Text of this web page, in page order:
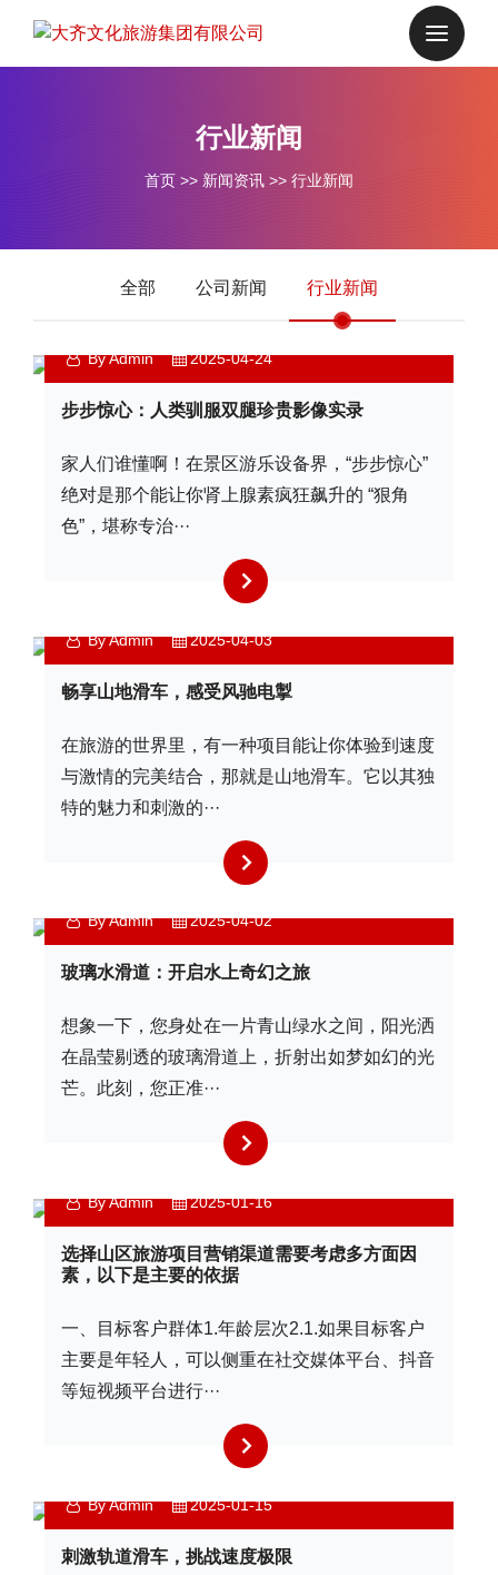
行业新闻
首页 >> 新闻资讯 >> 行业新闻
全部 公司新闻 行业新闻
By Admin 2025-04-24
步步惊心：人类驯服双腿珍贵影像实录
家人们谁懂啊！在景区游乐设备界，“步步惊心”
绝对是那个能让你肾上腺素疯狂飙升的 “狠角
色”，堪称专治···
By Admin 2025-04-03
畅享山地滑车，感受风驰电掣
在旅游的世界里，有一种项目能让你体验到速度
与激情的完美结合，那就是山地滑车。它以其独
特的魅力和刺激的···
By Admin 2025-04-02
玻璃水滑道：开启水上奇幻之旅
想象一下，您身处在一片青山绿水之间，阳光洒
在晶莹剔透的玻璃滑道上，折射出如梦如幻的光
芒。此刻，您正准···
By Admin 2025-01-16
选择山区旅游项目营销渠道需要考虑多方面因
素，以下是主要的依据
一、目标客户群体1.年龄层次2.1.如果目标客户
主要是年轻人，可以侧重在社交媒体平台、抖音
等短视频平台进行···
By Admin 2025-01-15
刺激轨道滑车，挑战速度极限